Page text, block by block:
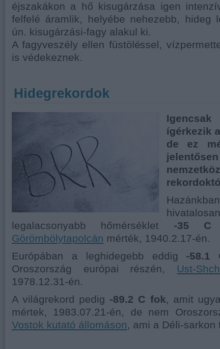
éjszakákon a hő kisugárzása igen
felfelé áramlik, helyébe nehezebb, hideg
ún. kisugárzási-fagy alakul ki.
A fagyveszély ellen füstöléssel,
is védekeznek.
Hidegrekordok
ígérkezik
de ez
legalacsonyabb hőmérséklet -35 C
Görömbölytapolcán mérték, 1940.2.17-én.
Európában a leghidegebb eddig -58.1
Oroszország európai részén, Ust-
1978.12.31-én.
A világrekord pedig -89.2 C fok, amit
mértek, 1983.07.21-én, de nem
Vostok kutató állomáson, ami a Déli-sarkon